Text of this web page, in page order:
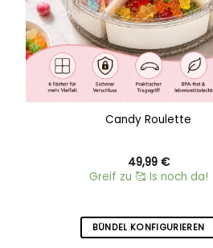
Candy Roulette
49,99 €
Greif zu 🥰 Is noch da!
BÜNDEL KONFIGURIEREN